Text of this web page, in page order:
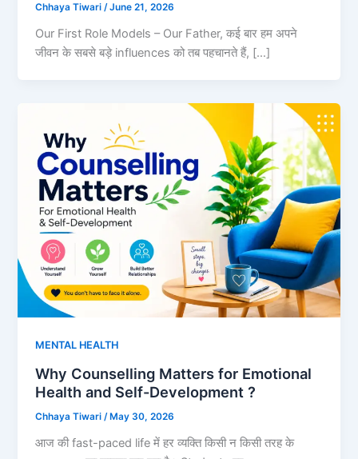
Chhaya Tiwari/June 21, 2026
Our First Role Models – Our Father, कई बार हम अपने
जीवन के सबसे बड़े influences को तब पहचानते हैं, […]
MENTAL HEALTH
Why Counselling Matters for Emotional
Health and Self-Development ?
Chhaya Tiwari/ May 30, 2026
आज की fast-paced life में हर व्यक्ति किसी न किसी तरह के